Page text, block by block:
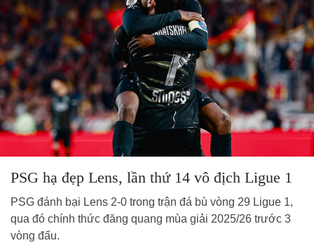
PSG hạ đẹp Lens, lần thứ 14 vô địch Ligue 1
PSG đánh bại Lens 2-0 trong trận đá bù vòng 29 Ligue 1,
qua đó chính thức đăng quang mùa giải 2025/26 trước 3
vòng đấu.